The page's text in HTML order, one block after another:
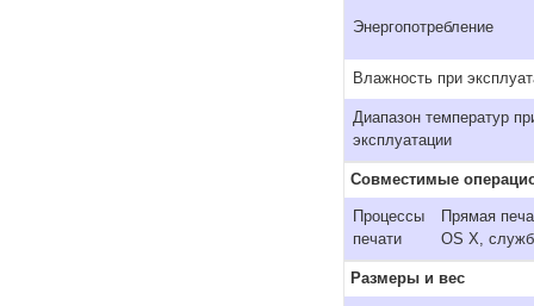
Энергопотребление
Влажность при
Диапазон температур
эксплуатации
Совместимые
Процессы
печати
Прямая
OS X,
Размеры и вес